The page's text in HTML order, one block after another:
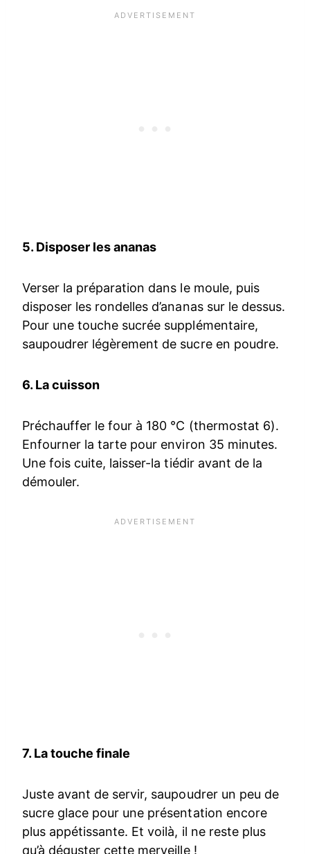
5. Disposer les ananas
Verser la préparation dans le moule, puis
disposer les rondelles d’ananas sur le dessus.
Pour une touche sucrée supplémentaire,
saupoudrer légèrement de sucre en poudre.
6. La cuisson
Préchauffer le four à 180 °C (thermostat 6).
Enfourner la tarte pour environ 35 minutes.
Une fois cuite, laisser-la tiédir avant de la
démouler.
7. La touche finale
Juste avant de servir, saupoudrer un peu de
sucre glace pour une présentation encore
plus appétissante. Et voilà, il ne reste plus
qu’à déguster cette merveille !